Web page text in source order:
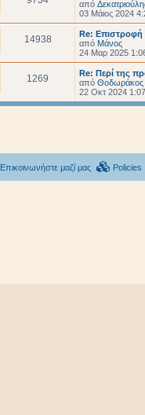
από
03 Μάιος 2024
14938
Re: Επιστροφή
από Μάνος
24 Μαρ 2025
1269
Re: Περί της
από Θοδωράκος
22 Οκτ 2024
Policies
Επικοινωνήστε μαζί μας